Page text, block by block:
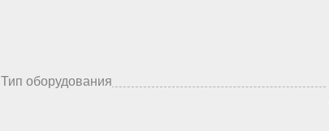
Тип оборудования